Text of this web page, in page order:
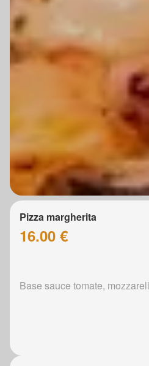
Pizza margherita
16.00 €
Base sauce tomate,